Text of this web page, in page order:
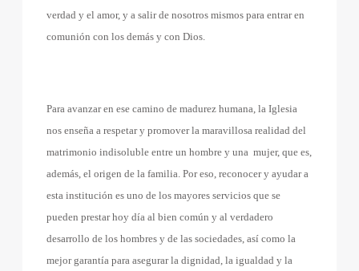
verdad y el amor, y a salir de nosotros mismos para entrar en
comunión con los demás y con Dios.
Para avanzar en ese camino de madurez humana, la Iglesia
nos enseña a respetar y promover la maravillosa realidad del
matrimonio indisoluble entre un hombre y una mujer, que es,
además, el origen de la familia. Por eso, reconocer y ayudar a
esta institución es uno de los mayores servicios que se
pueden prestar hoy día al bien común y al verdadero
desarrollo de los hombres y de las sociedades, así como la
mejor garantía para asegurar la dignidad, la igualdad y la